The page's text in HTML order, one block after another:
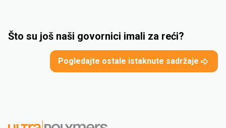
Što su još naši govornici imali za reći?
Pogledajte ostale istaknute sadržaje